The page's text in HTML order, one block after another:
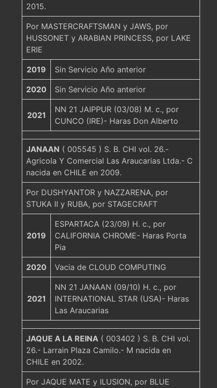
2015.
Por MASTERCRAFTSMAN y JAWS, por
HUSSONET y ARABIAN PRINCESS, por LAKE
ERIE
2019 Sin Servicio Año anterior
2020 Sin Servicio Año anterior
2021
NN 21 JAIPPUR (03/08) M. c., por
CUNCO (IRE)- Haras Don Alberto
JANAAN ( 005545 ) S. B. CHI vol. 26.-
Agricola Y Comercial Las Araucarias Ltda.- C
nacida en CHILE en 2009.
Por DUSHYANTOR y NAZZARENA, por
STUKA II y RUBA, por STAGECRAFT
2019
ESPARTACA (23/09) H. c., por
CALIFORNIA CHROME- Haras Porta
Pia
2020 Vacia de CLOUD COMPUTING
2021
NN 21 JANAAN (09/10) H. c., por
INTERNATIONAL STAR (USA)- Haras
Las Araucarias
JAQUE A LA REINA ( 003402 ) S. B. CHI vol.
26.- Larrain Plaza Camilo.- M nacida en
CHILE en 2002.
Por JAQUE MATE y ILUSION, por BLUE